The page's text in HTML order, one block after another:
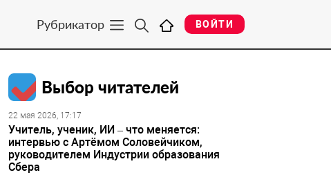
Рубрикатор ВОЙТИ
Выбор читателей
22 мая 2026, 17:17
Учитель, ученик, ИИ – что меняется:
интервью с Артёмом Соловейчиком,
руководителем Индустрии образования
Сбера